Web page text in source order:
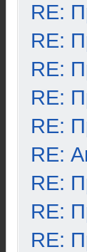
RE:
RE:
RE:
RE:
RE:
RE:
RE:
RE:
RE: